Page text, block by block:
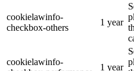
cookielawinfo-
checkbox-others
1 year
cookielawinfo-
1 year